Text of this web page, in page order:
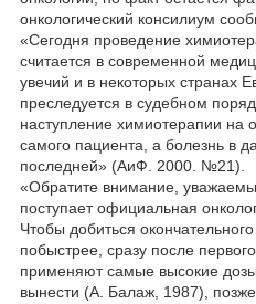
онкологический консилиум
«Сегодня проведение
считается в современной
увечий и в некоторых странах
преследуется в судебном
наступление химиотерапии на
самого пациента, а болезнь в
последней» (АиФ. 2000. №21).
«Обратите внимание,
поступает официальная
Чтобы добиться
побыстрее, сразу после
применяют самые высокие
вынести (А. Балаж, 1987),